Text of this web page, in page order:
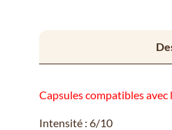
Capsules compatibles
Intensité : 6/10